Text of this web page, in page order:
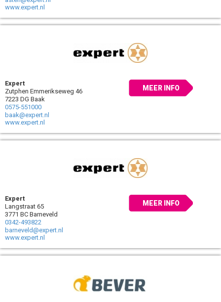
www.expert.nl
Expert
Zutphen Emmerikseweg 46
7223 DG Baak
0575-551000
baak@expert.nl
www.expert.nl
MEER INFO
Expert
Langstraat 65
3771 BC Barneveld
0342-493822
barneveld@expert.nl
www.expert.nl
MEER INFO